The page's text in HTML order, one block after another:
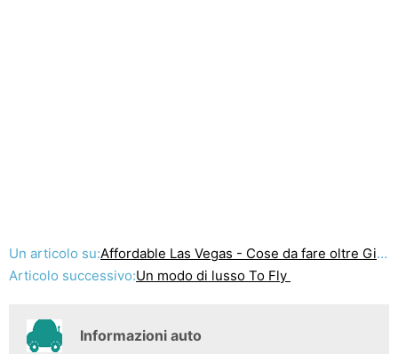
Un articolo su:Affordable Las Vegas - Cose da fare oltre Gioco
Articolo successivo:Un modo di lusso To Fly
Informazioni auto